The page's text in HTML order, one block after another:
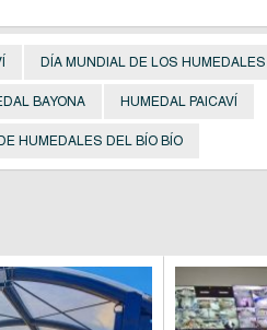
DÍA MUNDIAL DE LOS HUMEDALES
BAYONA HUMEDAL PAICAVÍ
HUMEDALES DEL BÍO BÍO